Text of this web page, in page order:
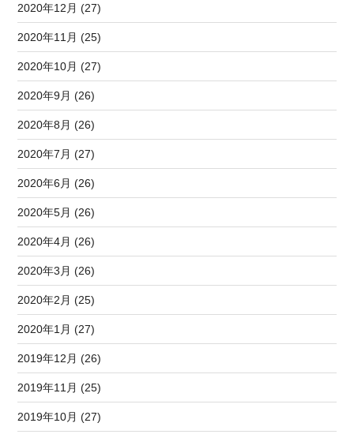
2020年12月 (27)
2020年11月 (25)
2020年10月 (27)
2020年9月 (26)
2020年8月 (26)
2020年7月 (27)
2020年6月 (26)
2020年5月 (26)
2020年4月 (26)
2020年3月 (26)
2020年2月 (25)
2020年1月 (27)
2019年12月 (26)
2019年11月 (25)
2019年10月 (27)